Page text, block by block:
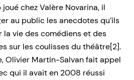
chez Valère Novarina, il
au public les anecdotes qu’ils
la vie des comédiens et des
sur les coulisses du théâtre[2].
Olivier Martin-Salvan fait appel
qui il avait en 2008 réussi